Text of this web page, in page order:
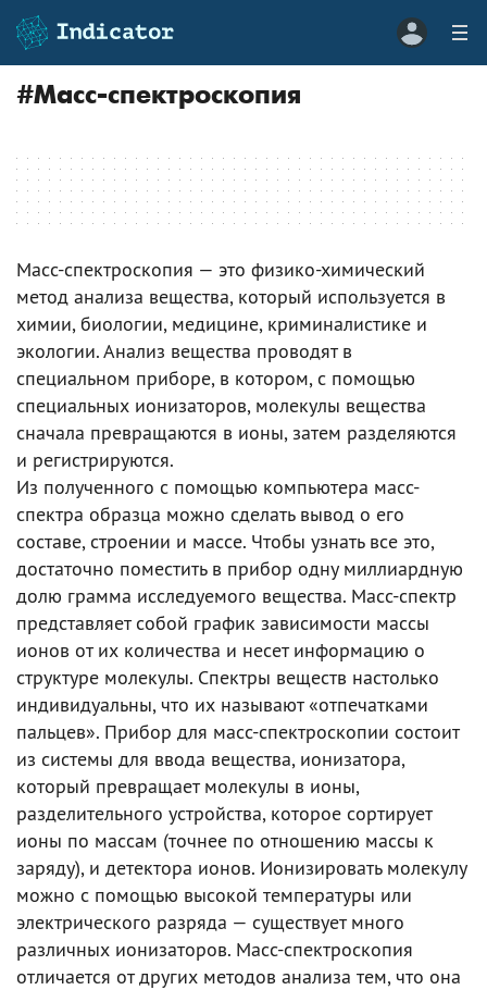
#Масс-спектроскопия
Масс-спектроскопия — это физико-химический
метод анализа вещества, который используется в
химии, биологии, медицине, криминалистике и
экологии. Анализ вещества проводят в
специальном приборе, в котором, с помощью
специальных ионизаторов, молекулы вещества
сначала превращаются в ионы, затем разделяются
и регистрируются.
Из полученного с помощью компьютера масс-
спектра образца можно сделать вывод о его
составе, строении и массе. Чтобы узнать все это,
достаточно поместить в прибор одну миллиардную
долю грамма исследуемого вещества. Масс-спектр
представляет собой график зависимости массы
ионов от их количества и несет информацию о
структуре молекулы. Спектры веществ настолько
индивидуальны, что их называют «отпечатками
пальцев». Прибор для масс-спектроскопии состоит
из системы для ввода вещества, ионизатора,
который превращает молекулы в ионы,
разделительного устройства, которое сортирует
ионы по массам (точнее по отношению массы к
заряду), и детектора ионов. Ионизировать молекулу
можно с помощью высокой температуры или
электрического разряда — существует много
различных ионизаторов. Масс-спектроскопия
отличается от других методов анализа тем, что она